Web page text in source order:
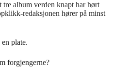
tre album verden knapt har hørt
redaksjonen hører på minst
plate.
forgjengerne?